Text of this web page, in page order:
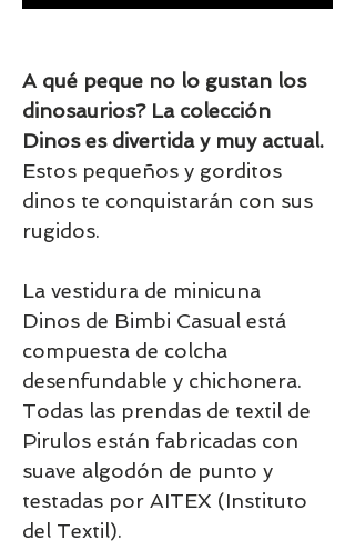
A qué peque no lo gustan los
dinosaurios? La colección
Dinos es divertida y muy actual.
Estos pequeños y gorditos
dinos te conquistarán con sus
rugidos.
La vestidura de minicuna
Dinos de Bimbi Casual está
compuesta de colcha
desenfundable y chichonera.
Todas las prendas de textil de
Pirulos están fabricadas con
suave algodón de punto y
testadas por AITEX (Instituto
del Textil).